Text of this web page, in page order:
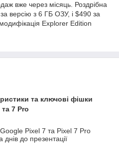
вже через місяць. Роздрібна
версію з 6 ГБ ОЗУ, і $490 за
Explorer Edition
та ключові фішки
7 Pro
Pixel 7 та Pixel 7 Pro
днів до презентації